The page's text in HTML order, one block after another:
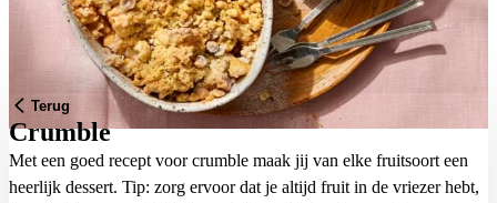
Terug
Crumble
Met een goed recept voor crumble maak jij van elke fruitsoort een
heerlijk dessert. Tip: zorg ervoor dat je altijd fruit in de vriezer hebt,